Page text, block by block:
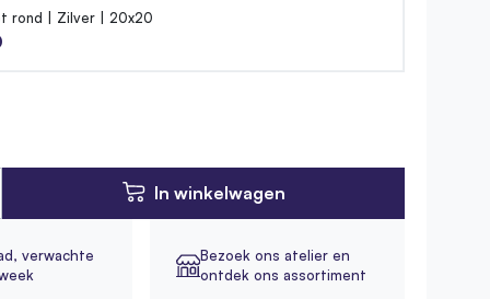
rond | Zilver | 20x20
In winkelwagen
verwachte
Bezoek ons atelier en
ontdek ons assortiment